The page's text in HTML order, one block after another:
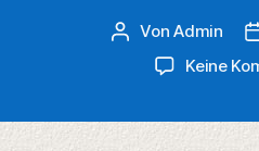
Beitragsautor
VonAdmin
Keine